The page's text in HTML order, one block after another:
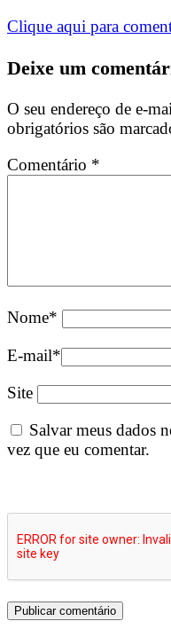
Clique aqui para
Deixe um
O seu endereço de e-
obrigatórios são
Comentário *
Nome*
E-mail*
Site
Salvar meus dados
vez que eu comentar.